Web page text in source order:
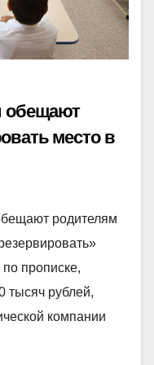
обещают
место в
родителям
прописке,
тысяч рублей,
компании